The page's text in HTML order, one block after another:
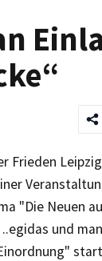
Frieden
"Die Neuen
und